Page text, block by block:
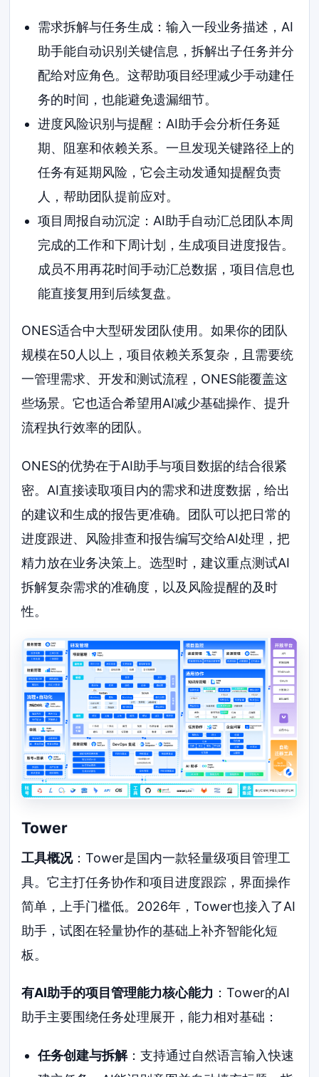
需求拆解与任务生成：输入一段业务描述，AI
助手能自动识别关键信息，拆解出子任务并分
配给对应角色。这帮助项目经理减少手动建任
务的时间，也能避免遗漏细节。
进度风险识别与提醒：AI助手会分析任务延
期、阻塞和依赖关系。一旦发现关键路径上的
任务有延期风险，它会主动发通知提醒负责
人，帮助团队提前应对。
项目周报自动沉淀：AI助手自动汇总团队本周
完成的工作和下周计划，生成项目进度报告。
成员不用再花时间手动汇总数据，项目信息也
能直接复用到后续复盘。
ONES适合中大型研发团队使用。如果你的团队
规模在50人以上，项目依赖关系复杂，且需要统
一管理需求、开发和测试流程，ONES能覆盖这
些场景。它也适合希望用AI减少基础操作、提升
流程执行效率的团队。
ONES的优势在于AI助手与项目数据的结合很紧
密。AI直接读取项目内的需求和进度数据，给出
的建议和生成的报告更准确。团队可以把日常的
进度跟进、风险排查和报告编写交给AI处理，把
精力放在业务决策上。选型时，建议重点测试AI
拆解复杂需求的准确度，以及风险提醒的及时
性。
Tower
工具概况：Tower是国内一款轻量级项目管理工
具。它主打任务协作和项目进度跟踪，界面操作
简单，上手门槛低。2026年，Tower也接入了AI
助手，试图在轻量协作的基础上补齐智能化短
板。
有AI助手的项目管理能力核心能力 ：Tower的AI
助手主要围绕任务处理展开，能力相对基础：
任务创建与拆解：支持通过自然语言输入快速